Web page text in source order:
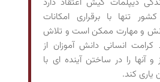
تنها با برقراری امکانات
و مهارت ممکن است و تلاش
انسانی دانش آموزان از
و آنها را در ساختن آینده ای با
کند.